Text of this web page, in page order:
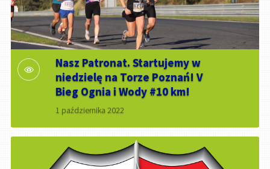
Nasz Patronat. Startujemy w
niedzielę na Torze Poznań! V
Bieg Ognia i Wody #10 km!
1 października 2022